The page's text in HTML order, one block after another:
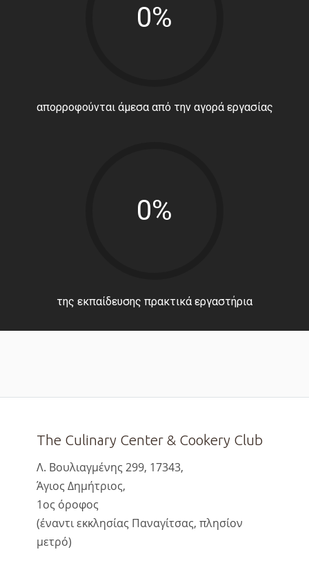
0%
απορροφούνται άμεσα από την αγορά εργασίας
0%
της εκπαίδευσης πρακτικά εργαστήρια
The Culinary Center & Cookery Club
Λ. Βουλιαγμένης 299, 17343,
Άγιος Δημήτριος,
1ος όροφος
(έναντι εκκλησίας Παναγίτσας, πλησίον
μετρό)